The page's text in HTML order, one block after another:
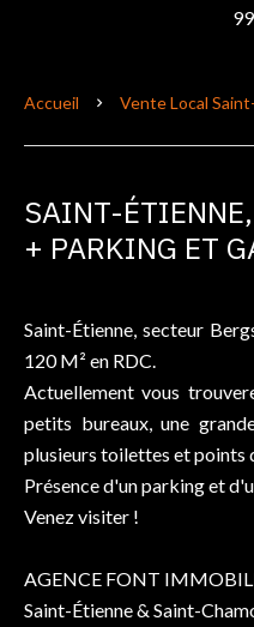
Accueil Vente Local
SAINT-
+ PARKING ET
Saint-Étienne, secteur
120 M² en RDC.
Actuellement vous
petits bureaux, une
plusieurs toilettes et points
Présence d'un parking et
Venez visiter !
AGENCE FONT
Saint-Étienne & Saint-